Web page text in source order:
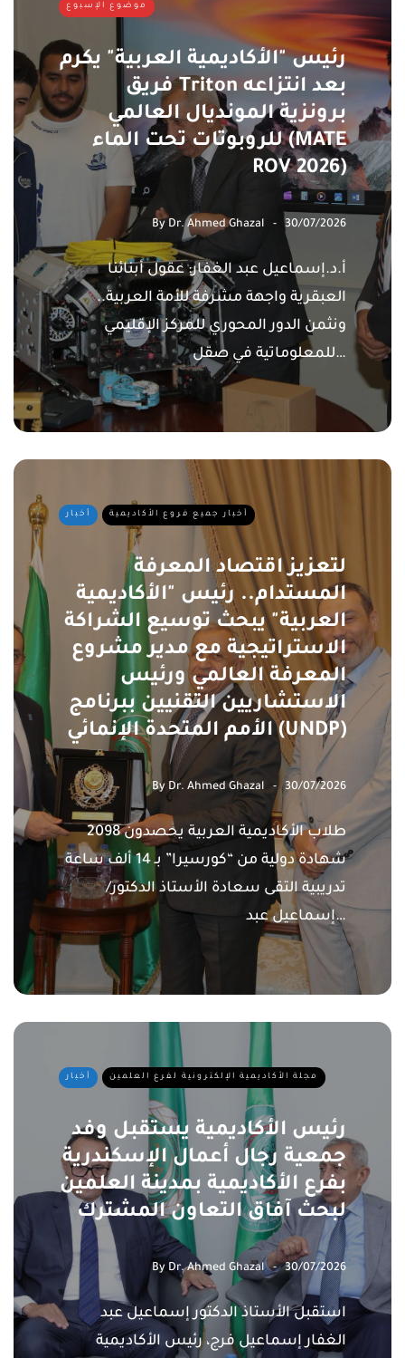
موضوع الإسبوع
رئيس "الأكاديمية العربية" يكرم
فريق Triton بعد انتزاعه
برونزية المونديال العالمي
للروبوتات تحت الماء (MATE
ROV 2026)
By Dr. Ahmed Ghazal 30/07/2026
أ.د.إسماعيل عبد الغفار: عقول أبنائنا
العبقرية واجهة مشرفة للأمة العربية..
ونثمن الدور المحوري للمركز الإقليمي
للمعلوماتية في صقل…
أخبار أخبار جميع فروع الأكاديمية
لتعزيز اقتصاد المعرفة
المستدام.. رئيس "الأكاديمية
العربية" يبحث توسيع الشراكة
الاستراتيجية مع مدير مشروع
المعرفة العالمي ورئيس
الاستشاريين التقنيين ببرنامج
الأمم المتحدة الإنمائي (UNDP)
By Dr. Ahmed Ghazal 30/07/2026
طلاب الأكاديمية العربية يحصدون 2098
شهادة دولية من “كورسيرا” بـ 14 ألف ساعة
تدريبية التقى سعادة الأستاذ الدكتور/
إسماعيل عبد…
أخبار مجلة الأكاديمية الإلكترونية لفرع العلمين
رئيس الأكاديمية يستقبل وفد
جمعية رجال أعمال الإسكندرية
بفرع الأكاديمية بمدينة العلمين
لبحث آفاق التعاون المشترك
By Dr. Ahmed Ghazal 30/07/2026
استقبل الأستاذ الدكتور إسماعيل عبد
الغفار إسماعيل فرج، رئيس الأكاديمية